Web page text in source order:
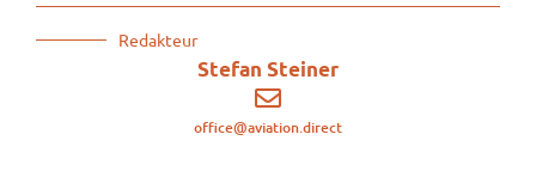
Redakteur
Stefan Steiner
office@aviation.direct